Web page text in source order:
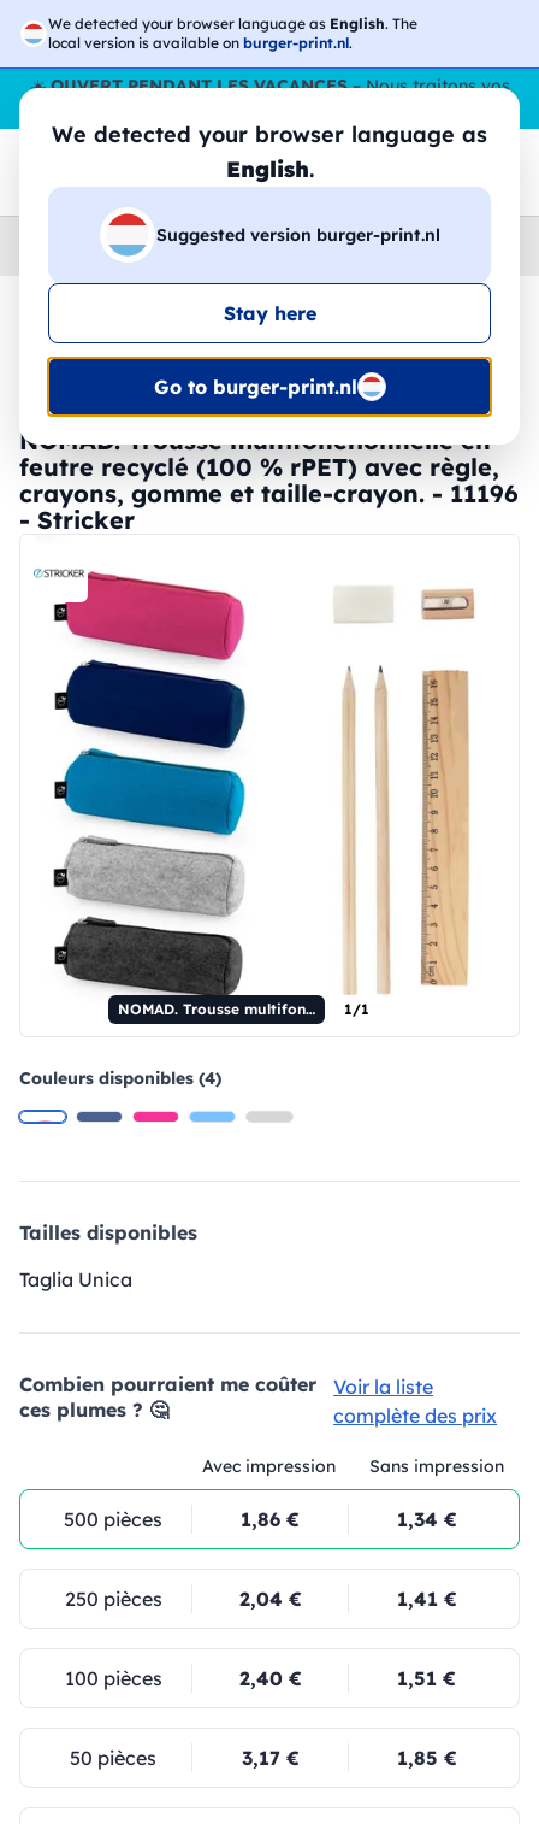
We detected your browser language as English. The
local version is available on burger-print.nl.
We detected your browser language as
English.
Suggested version burger-print.nl
Stay here
Go to burger-print.nl
☀️OUVERT PENDANT LES VACANCES– Nous traitons vos
Papeterie › stylos-personnalises
🔥 Impression DTF à -30 %
NOMAD. Trousse multifonctionnelle en
feutre recyclé (100 % rPET) avec règle,
crayons, gomme et taille-crayon. - 11196
- Stricker
NOMAD. Trousse multifonctionnelle en feutre recyclé (100 % rPET) avec règle, crayons, gomme et taille-crayon. 1/1
Couleurs disponibles (4)
Tailles disponibles
Taglia Unica
Combien pourraient me coûter
ces plumes ? 🤔
Voir la liste
complète des prix
Avec impression Sans impression
500 pièces 1,86 € 1,34 €
250 pièces 2,04 € 1,41 €
100 pièces 2,40 € 1,51 €
50 pièces 3,17 € 1,85 €